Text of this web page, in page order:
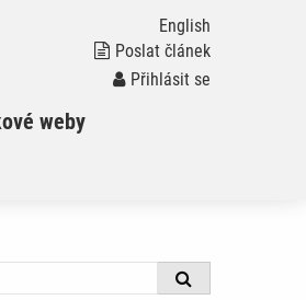
English
Poslat článek
Přihlásit se
weby